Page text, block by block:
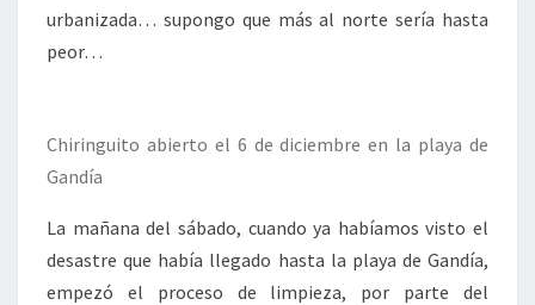
urbanizada… supongo que más al norte sería hasta
peor…
Chiringuito abierto el 6 de diciembre en la playa de
Gandía
La mañana del sábado, cuando ya habíamos visto el
desastre que había llegado hasta la playa de Gandía,
empezó el proceso de limpieza, por parte del